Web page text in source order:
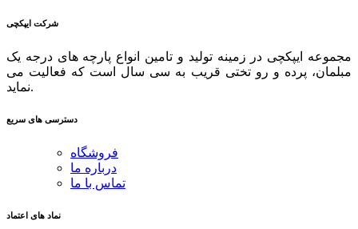
شرکت ایپکچی
مجموعه ایپکچی در زمینه تولید و تامین انواع پارچه های درجه یک
مبلمان، پرده و رو تختی قریب به سی سال است که فعالیت می
نماید.
دسترسی های سریع
فروشگاه
درباره ما
تماس با ما
نماد های اعتماد